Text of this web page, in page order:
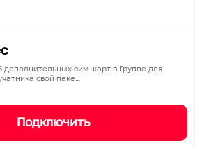
дополнительных сим-карт в Группе для
свой паке…
Подключить